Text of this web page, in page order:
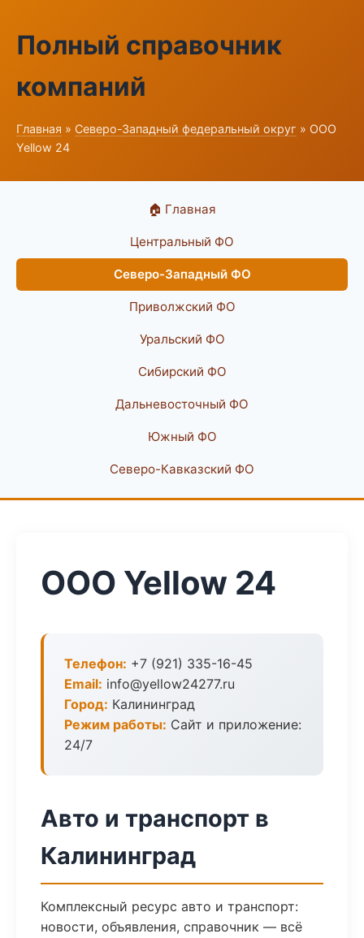
Полный справочник
компаний
Главная » Северо-Западный федеральный округ » ООО
Yellow 24
🏠 Главная
Центральный ФО
Северо-Западный ФО
Приволжский ФО
Уральский ФО
Сибирский ФО
Дальневосточный ФО
Южный ФО
Северо-Кавказский ФО
ООО Yellow 24
Телефон: +7 (921) 335-16-45
Email: info@yellow24277.ru
Город: Калининград
Режим работы: Сайт и приложение:
24/7
Авто и транспорт в
Калининград
Комплексный ресурс авто и транспорт:
новости, объявления, справочник — всё